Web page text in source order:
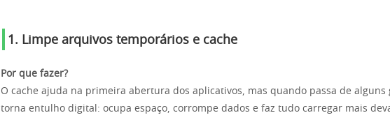
1. Limpe arquivos temporários e cache
Por que fazer?
O cache ajuda na primeira abertura dos aplicativos, mas quando passa de alguns
torna entulho digital: ocupa espaço, corrompe dados e faz tudo carregar mais